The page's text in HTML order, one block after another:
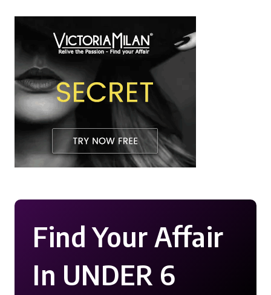
Find Your Affair
In UNDER 6